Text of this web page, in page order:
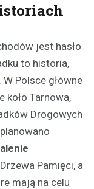
jest hasło
to historia,
Polsce główne
koło Tarnowa,
Drogowych
Pamięci, a
mają na celu